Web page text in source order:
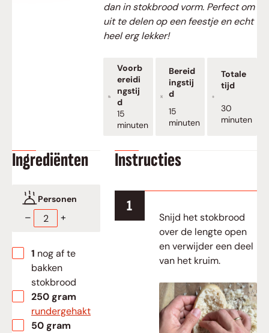
dan in stokbrood vorm. Perfect om
uit te delen op een feestje en echt
heel erg lekker!
Voorb
ereidi
ngstij
d
15minuten
minuten
Bereid
ingstij
d
15
minuten
Totale
tijd
30minuten
minuten
Ingrediënten
Personen
– +
▢
1 nog af te
bakken
stokbrood
▢
250gram
rundergehakt
▢
50gram
Instructies
Snijd het stokbrood
over de lengte open
en verwijder een deel
van het kruim.